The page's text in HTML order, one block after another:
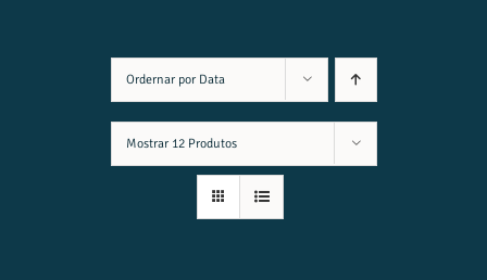
Ordernar por Data
Mostrar 12 Produtos